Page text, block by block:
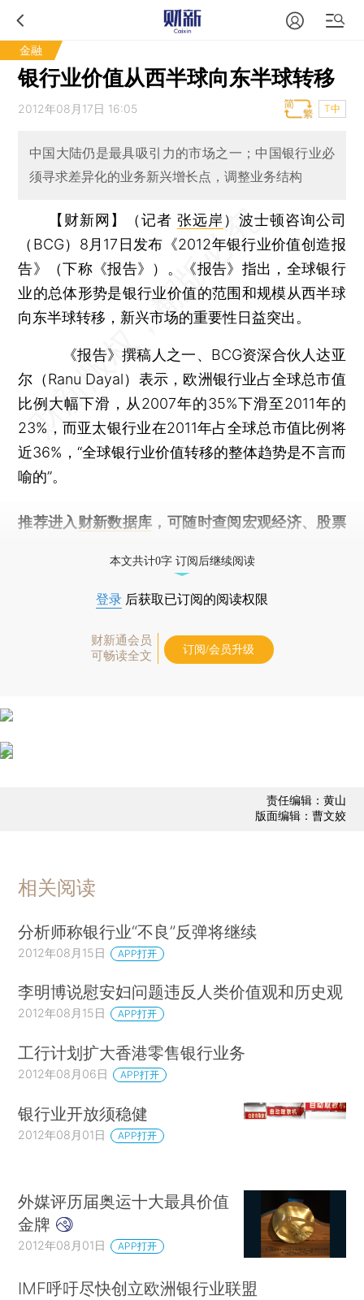
金融
银行业价值从西半球向东半球转移
2012年08月17日 16:05 T中
中国大陆仍是最具吸引力的市场之一；中国银行业必
须寻求差异化的业务新兴增长点，调整业务结构
【财新网】（记者 张远岸 ） 波士顿咨询公司
（BCG）8月17日发布《2012年银行业价值创造报
告》（下称《报告》）。《报告》指出，全球银行
业的总体形势是银行业价值的范围和规模从西半球
向东半球转移，新兴市场的重要性日益突出。
《报告》撰稿人之一、BCG资深合伙人达亚
尔（Ranu Dayal）表示，欧洲银行业占全球总市值
比例大幅下滑，从2007年的35%下滑至2011年的
23%，而亚太银行业在2011年占全球总市值比例将
近36%，“全球银行业价值转移的整体趋势是不言而
喻的”。
推荐进入 财新数据库 ，可随时查阅宏观经济、股票
本文共计0字 订阅后继续阅读
登录 后获取已订阅的阅读权限
财新通会员
可畅读全文
订阅/会员升级
责任编辑：黄山
版面编辑：曹文姣
相关阅读
分析师称银行业“不良”反弹将继续
2012年08月15日 APP打开
李明博说慰安妇问题违反人类价值观和历史观
2012年08月15日 APP打开
工行计划扩大香港零售银行业务
2012年08月06日 APP打开
银行业开放须稳健
2012年08月01日 APP打开
外媒评历届奥运十大最具价值
金牌
2012年08月01日 APP打开
IMF呼吁尽快创立欧洲银行业联盟